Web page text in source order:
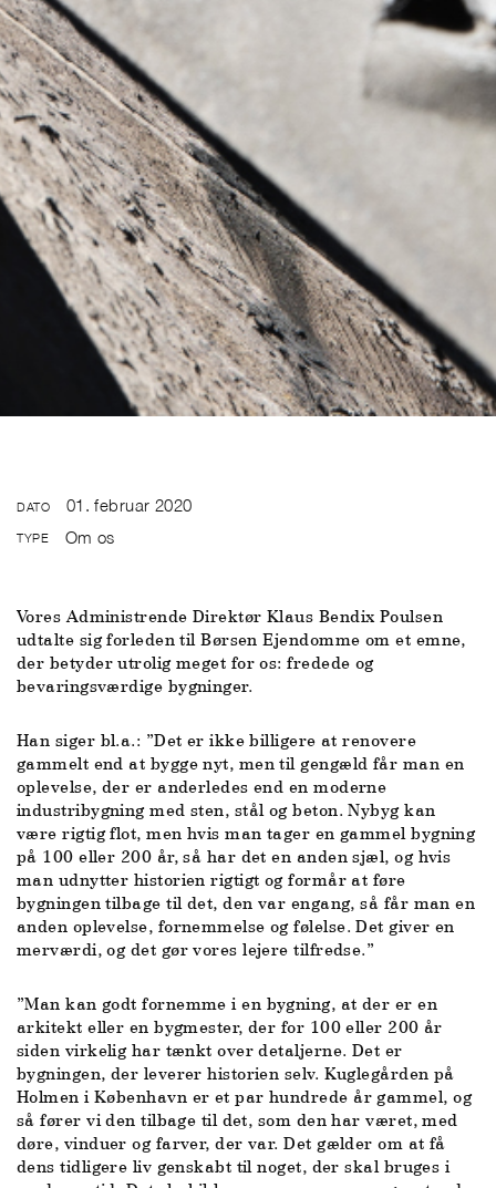
DATO 01. februar 2020
TYPE Om os
Vores Administrende Direktør Klaus Bendix Poulsen
udtalte sig forleden til Børsen Ejendomme om et emne,
der betyder utrolig meget for os: fredede og
bevaringsværdige bygninger.
Han siger bl.a.: ”Det er ikke billigere at renovere
gammelt end at bygge nyt, men til gengæld får man en
oplevelse, der er anderledes end en moderne
industribygning med sten, stål og beton. Nybyg kan
være rigtig flot, men hvis man tager en gammel bygning
på 100 eller 200 år, så har det en anden sjæl, og hvis
man udnytter historien rigtigt og formår at føre
bygningen tilbage til det, den var engang, så får man en
anden oplevelse, fornemmelse og følelse. Det giver en
merværdi, og det gør vores lejere tilfredse.”
”Man kan godt fornemme i en bygning, at der er en
arkitekt eller en bygmester, der for 100 eller 200 år
siden virkelig har tænkt over detaljerne. Det er
bygningen, der leverer historien selv. Kuglegården på
Holmen i København er et par hundrede år gammel, og
så fører vi den tilbage til det, som den har været, med
døre, vinduer og farver, der var. Det gælder om at få
dens tidligere liv genskabt til noget, der skal bruges i